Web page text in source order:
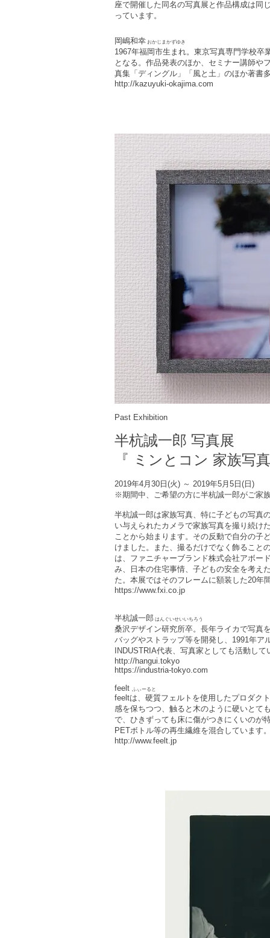
座で開催した同名の写真展と作品構成は同
っています。
岡嶋和幸 おかじまかずゆき
1967年福岡市生まれ。東京写真専門学校
となる。作品発表のほか、セミナー講師や
真集「ディングル」「風と土」のほか著書
http://kazuyuki-okajima.com
Past Exhibition
半杭誠一郎 写真展
『 ミンとコン 家族写
2019年4月30日(火) ～ 2019年5月5日(日)
※期間中、ご希望の方に半杭誠一郎がご家
半杭誠一郎は家族写真、特に子どもの写真
い与えられたカメラで家族写真を撮り続け
ことから始まります。その反動で自分の子
けました。また、撮るだけでなく飾ること
は、ファニチャーブランド株式会社アボー
み、日本の住宅事情、子どもの安全を考え
た。本展ではそのフレームに額装した20年
https://www.fxi.co.jp
半杭誠一郎 はんぐいせいいちろう
桑沢デザイン研究所卒。長年ライカで写真
バッグやストラップ等を開発し、1991年ア
INDUSTRIA代表、写真家としても活動し
http://hangui.tokyo
https://industria-tokyo.com
feelt ふぃーると
feeltは、硬質フェルトを使用したプロダク
感を保ちつつ、触ると木のように硬いとて
で、ひきずっても床に傷がつきにくいのが
PETボトル等の再生繊維を混合しています
http://www.feelt.jp